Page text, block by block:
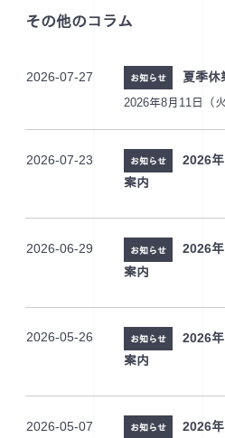
その他のコラム
2026-07-27 お知らせ 夏季休
2026年8月11日（
2026-07-23 お知らせ
2026
案内
2026-06-29 お知らせ
2026
案内
2026-05-26 お知らせ
2026
案内
2026-05-07 お知らせ
2026